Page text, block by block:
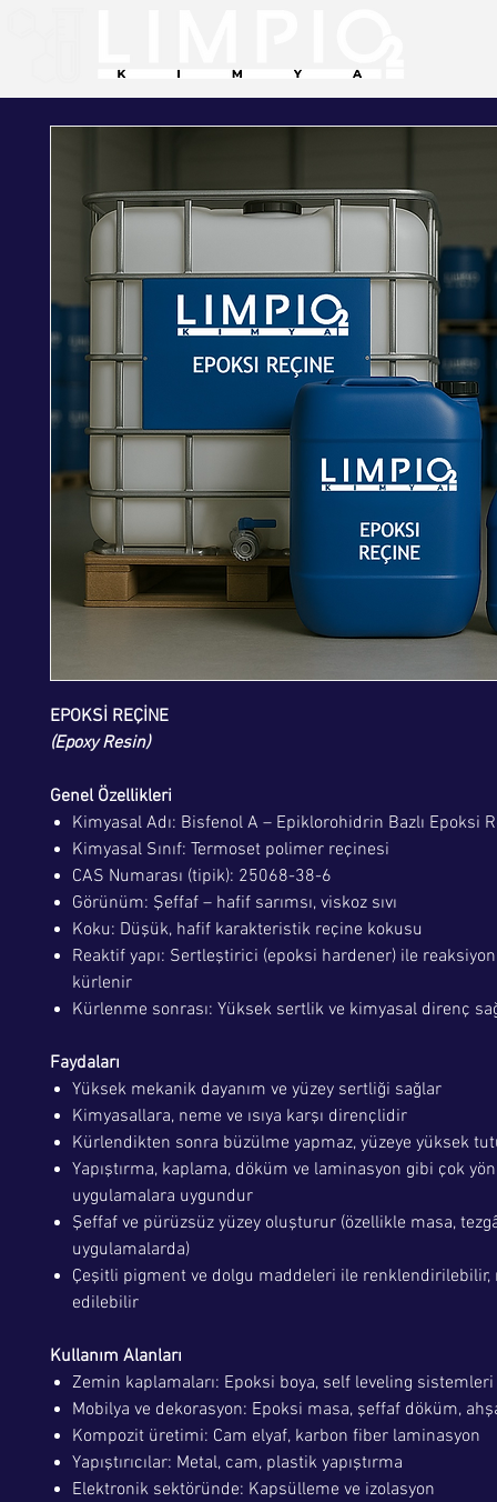
EPOKSİ REÇİNE
(Epoxy Resin)
Genel Özellikleri
Kimyasal Adı: Bisfenol A – Epiklorohidrin Bazlı Epoksi
Kimyasal Sınıf: Termoset polimer reçinesi
CAS Numarası (tipik): 25068-38-6
Görünüm: Şeffaf – hafif sarımsı, viskoz sıvı
Koku: Düşük, hafif karakteristik reçine kokusu
Reaktif yapı: Sertleştirici (epoksi hardener) ile
kürlenir
Kürlenme sonrası: Yüksek sertlik ve kimyasal direnç
Faydaları
Yüksek mekanik dayanım ve yüzey sertliği sağlar
Kimyasallara, neme ve ısıya karşı dirençlidir
Kürlendikten sonra büzülme yapmaz, yüzeye yüksek
Yapıştırma, kaplama, döküm ve laminasyon gibi çok
uygulamalara uygundur
Şeffaf ve pürüzsüz yüzey oluşturur (özellikle masa,
uygulamalarda)
Çeşitli pigment ve dolgu maddeleri ile renklendirilebilir,
edilebilir
Kullanım Alanları
Zemin kaplamaları: Epoksi boya, self leveling sistemleri
Mobilya ve dekorasyon: Epoksi masa, şeffaf döküm,
Kompozit üretimi: Cam elyaf, karbon fiber laminasyon
Yapıştırıcılar: Metal, cam, plastik yapıştırma
Elektronik sektöründe: Kapsülleme ve izolasyon